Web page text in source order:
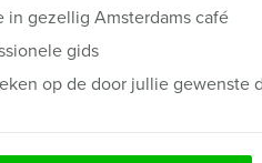
in gezellig Amsterdams café
gids
op de door jullie gewenste